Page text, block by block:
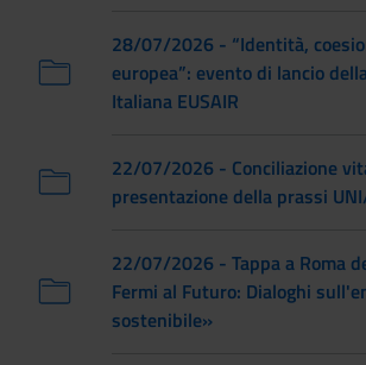
28/07/2026 - “Identità,
europea”: evento di lancio
Italiana EUSAIR
22/07/2026 - Conciliazione
presentazione della prassi
22/07/2026 - Tappa a Roma
Fermi al Futuro: Dialoghi
sostenibile»